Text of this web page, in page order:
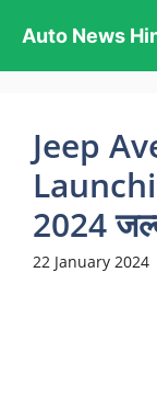
content
Auto News
Jeep
2024
22 January 2024